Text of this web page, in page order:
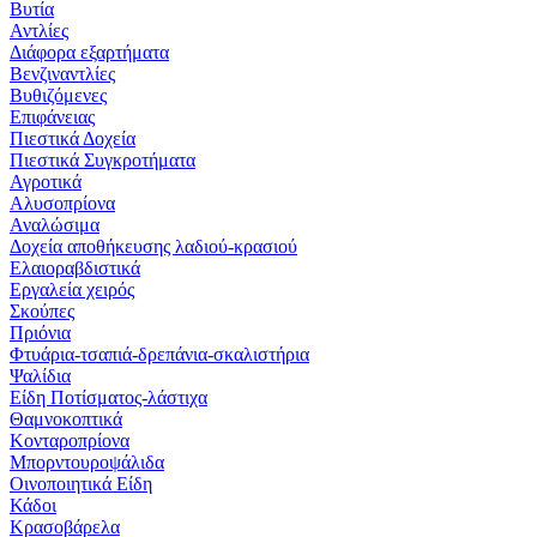
Βυτία
Αντλίες
Διάφορα εξαρτήματα
Βενζιναντλίες
Βυθιζόμενες
Επιφάνειας
Πιεστικά Δοχεία
Πιεστικά Συγκροτήματα
Αγροτικά
Αλυσοπρίονα
Αναλώσιμα
Δοχεία αποθήκευσης λαδιού-κρασιού
Ελαιοραβδιστικά
Εργαλεία χειρός
Σκούπες
Πριόνια
Φτυάρια-τσαπιά-δρεπάνια-σκαλιστήρια
Ψαλίδια
Είδη Ποτίσματος-λάστιχα
Θαμνοκοπτικά
Κονταροπρίονα
Μπορντουροψάλιδα
Οινοποιητικά Είδη
Κάδοι
Κρασοβάρελα